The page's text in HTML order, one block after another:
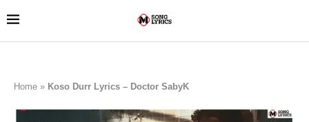
Home » Koso Durr Lyrics – Doctor SabyK